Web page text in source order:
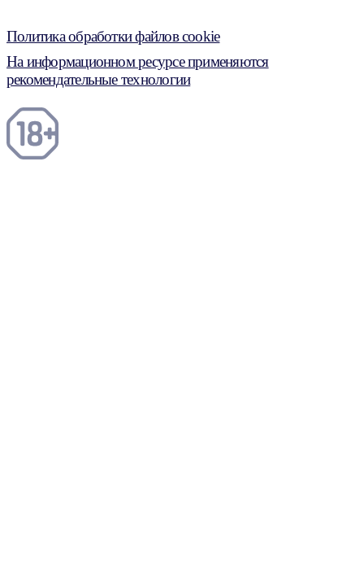
Политика обработки файлов cookie
На информационном ресурсе применяются
рекомендательные технологии